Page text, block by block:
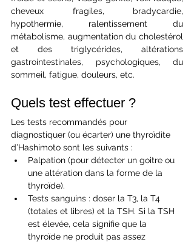
cheveux fragiles, bradycardie,
hypothermie, ralentissement du
métabolisme, augmentation du cholestérol
et des triglycérides, altérations
gastrointestinales, psychologiques, du
sommeil, fatigue, douleurs, etc.
Quels test effectuer ?
Les tests recommandés pour
diagnostiquer (ou écarter) une thyroïdite
d’Hashimoto sont les suivants :
Palpation (pour détecter un goitre ou
une altération dans la forme de la
thyroïde).
Tests sanguins : doser la T3, la T4
(totales et libres) et la TSH. Si la TSH
est élevée, cela signifie que la
thyroïde ne produit pas assez